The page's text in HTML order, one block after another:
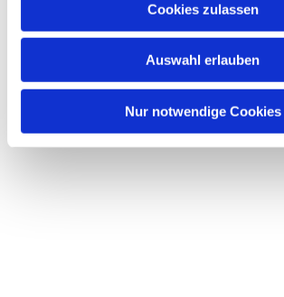
Cookies zulassen
Auswahl erlauben
Nur notwendige Cookies